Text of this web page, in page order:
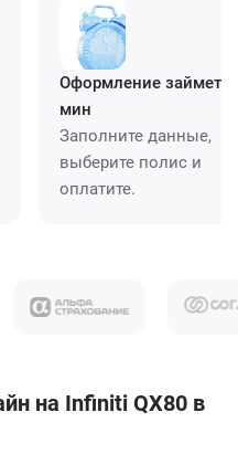
Оформление займет
мин
Заполните данные,
выберите полис и
оплатите.
на Infiniti QX80 в